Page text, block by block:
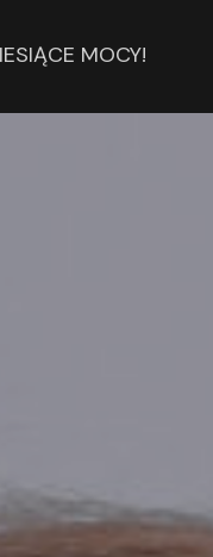
MOCY!